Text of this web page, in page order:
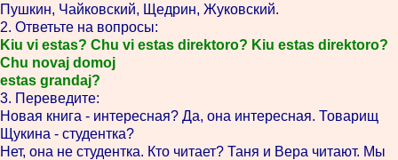
Пушкин, Чайковский, Щедрин, Жуковский.
2. Ответьте на вопросы:
Kiu vi estas? Chu vi estas direktoro? Kiu estas direktoro?
Chu novaj domoj
estas grandaj?
3. Переведите:
Новая книга - интересная? Да, она интересная. Товарищ
Щукина - студентка?
Нет, она не студентка. Кто читает? Таня и Вера читают. Мы